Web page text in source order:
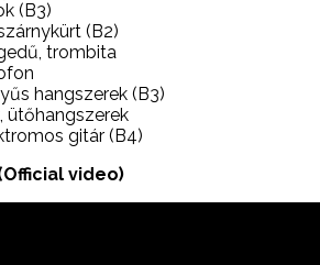
(B3)
(B2)
trombita
hangszerek (B3)
ütőhangszerek
gitár (B4)
video)